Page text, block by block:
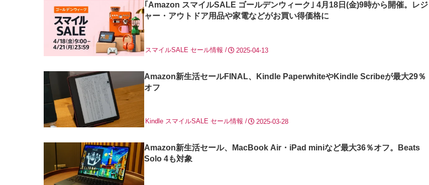
｢Amazon スマイルSALE ゴールデンウィーク｣ 4月18日(金)9時から開催。レジ
ャー・アウトドア用品や家電などがお買い得価格に
2025-04-13
スマイルSALE セール情報
Amazon新生活セールFINAL、Kindle PaperwhiteやKindle Scribeが最大29％
オフ
2025-03-28
Kindle スマイルSALE セール情報
Amazon新生活セール、MacBook Air・iPad miniなど最大36％オフ。Beats
Solo 4も対象